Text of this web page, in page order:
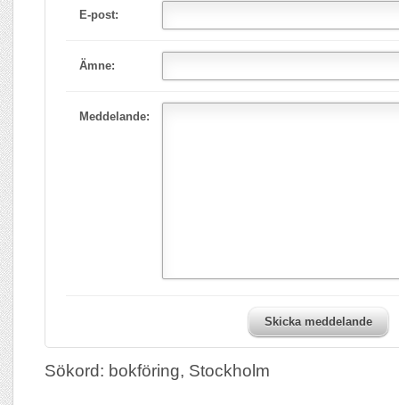
E-post:
Ämne:
Meddelande:
Skicka meddelande
Sökord: bokföring, Stockholm